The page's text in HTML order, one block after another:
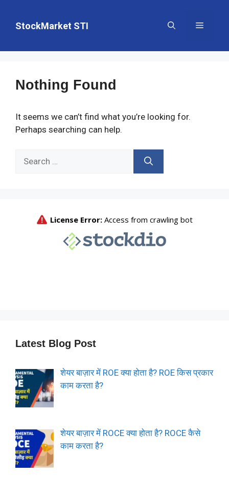
content
StockMarket STI Menu
Nothing Found
It seems we can’t find what you’re looking for.
Perhaps searching can help.
for:
Latest Blog Post
शेयर बाज़ार में ROE क्या होता है? ROE किस प्रकार
काम करता है?
शेयर बाज़ार में ROCE क्या होता है? ROCE कैसे
काम करता है?